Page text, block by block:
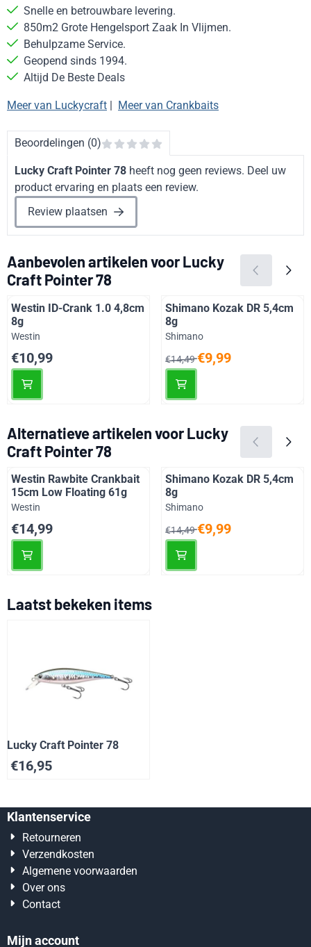
Snelle en betrouwbare levering.
850m2 Grote Hengelsport Zaak In Vlijmen.
Behulpzame Service.
Geopend sinds 1994.
Altijd De Beste Deals
Meer van Luckycraft | Meer van Crankbaits
Beoordelingen (0)
Lucky Craft Pointer 78 heeft nog geen reviews. Deel uw
product ervaring en plaats een review.
Review plaatsen
Aanbevolen artikelen voorLucky
Craft Pointer 78
Westin ID-Crank 1.0 4,8cm
8g
Merk:
Westin
Prijs: 10,99
€10,99
Shimano Kozak DR 5,4cm
8g
Merk:
Shimano
Van 14,49 voor 9,99
€14,49€9,99
Alternatieve artikelen voorLucky
Craft Pointer 78
Westin Rawbite Crankbait
15cm Low Floating 61g
Merk:
Westin
Prijs: 14,99
€14,99
Shimano Kozak DR 5,4cm
8g
Merk:
Shimano
Van 14,49 voor 9,99
€14,49€9,99
Laatst bekeken items
Lucky Craft Pointer 78
€16,95
Klantenservice
Retourneren
Verzendkosten
Algemene voorwaarden
Over ons
Contact
Mijn account